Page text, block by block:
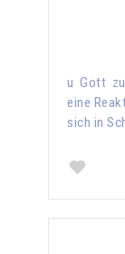
u Gott
eine
sich in